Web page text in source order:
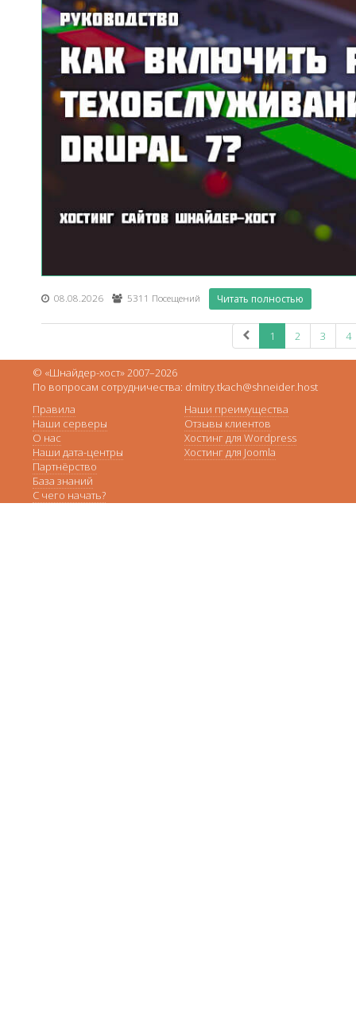
08.08.2026 5311 Посещений Читать полностью
1 2 3 4
© «Шнайдер-хост» 2007–2026
По вопросам сотрудничества: dmitry.tkach@shneider.host
Правила
Наши серверы
О нас
Наши дата-центры
Партнёрство
База знаний
С чего начать?
Наши преимущества
Отзывы клиентов
Хостинг для Wordpress
Хостинг для Joomla